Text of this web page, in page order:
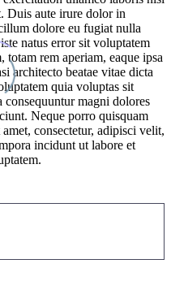
Duis aute irure dolor in
dolore eu fugiat nulla
natus error sit voluptatem
rem aperiam, eaque ipsa
architecto beatae vitae dicta
quia voluptas sit
consequuntur magni dolores
Neque porro quisquam
consectetur, adipisci velit,
incidunt ut labore et